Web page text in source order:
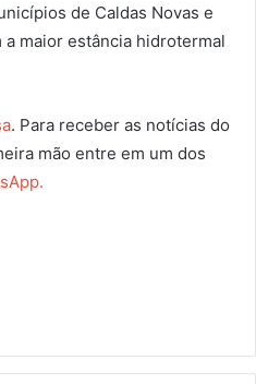
de Caldas Novas e
maior estância hidrotermal
. Para receber as notícias do
mão entre em um dos